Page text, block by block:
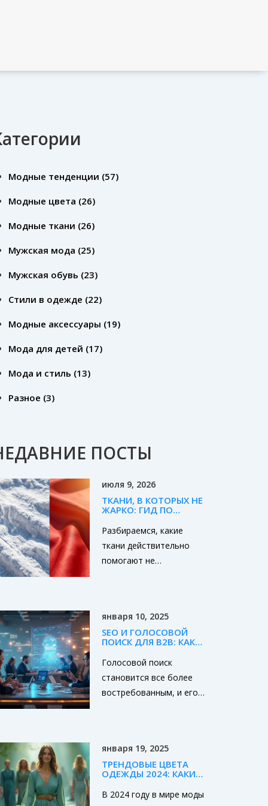
Модные тенденции (57)
Модные цвета (26)
Модные ткани (26)
Мужская мода (25)
Мужская обувь (23)
Стили в одежде (22)
Модные аксессуары (19)
Мода для детей (17)
Мода и стиль (13)
Разное (3)
ПОСТЫ
июля 9, 2026
ТКАНИ, В КОТОРЫХ НЕ
ЖАРКО: ГИД ПО
МАТЕРИАЛАМ ДЛЯ
ЛЕТА 2026
Разбираемся, какие
ткани действительно
помогают не
даем советы по выбору и
уходу за дышащей
одеждой.
января 10, 2025
SEO И ГОЛОСОВОЙ
ПОИСК ДЛЯ B2B: КАК
ЛОКАЛЬНОГО SEO
Голосовой поиск
становится все более
востребованным, и его
Локальное SEO с
использованием
голосового поиска
предлагает бизнесу
января 19, 2025
ТРЕНДОВЫЕ ЦВЕТА
ОДЕЖДЫ 2024: КАКИЕ
МИР МОДЫ
В 2024 году в мире моды